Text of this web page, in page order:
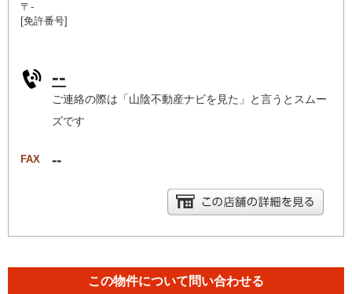
〒-
[免許番号]
--
ご連絡の際は「山陰不動産ナビを見た」と言うとスムー
ズです
FAX --